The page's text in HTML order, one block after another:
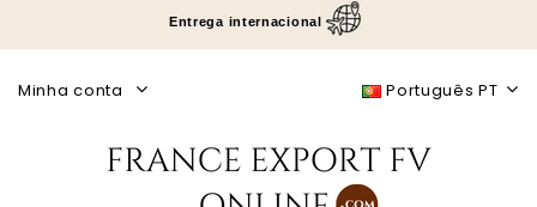
Entrega internacional
Português PT
Minha conta